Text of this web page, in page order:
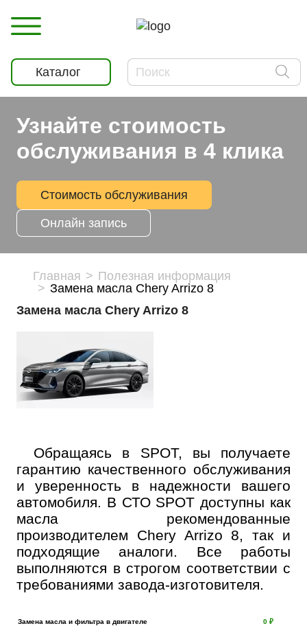
Каталог
Узнайте стоимость
обслуживания в 4 клика
Стоимость обслуживания
Онлайн запись
Главная
Полезная информация
Замена масла Chery Arrizo 8
Замена масла Chery Arrizo 8
Обращаясь в SPOT, вы получаете
гарантию качественного обслуживания
и уверенность в надежности вашего
автомобиля. В СТО SPOT доступны как
масла рекомендованные
производителем Chery Arrizo 8, так и
подходящие аналоги. Все работы
выполняются в строгом соответствии с
требованиями завода-изготовителя.
Замена масла и фильтра в двигателе
0 ₽